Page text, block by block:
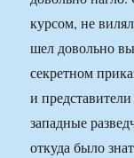
курсом, не
шел довольно
секретном
и
западные
откуда было